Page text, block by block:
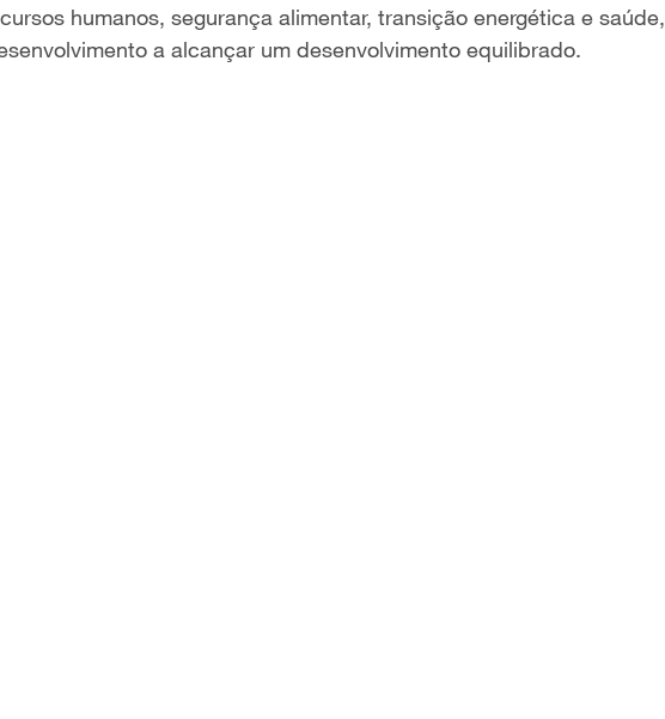
humanos, segurança alimentar, transição energética e saúde,
a alcançar um desenvolvimento equilibrado.